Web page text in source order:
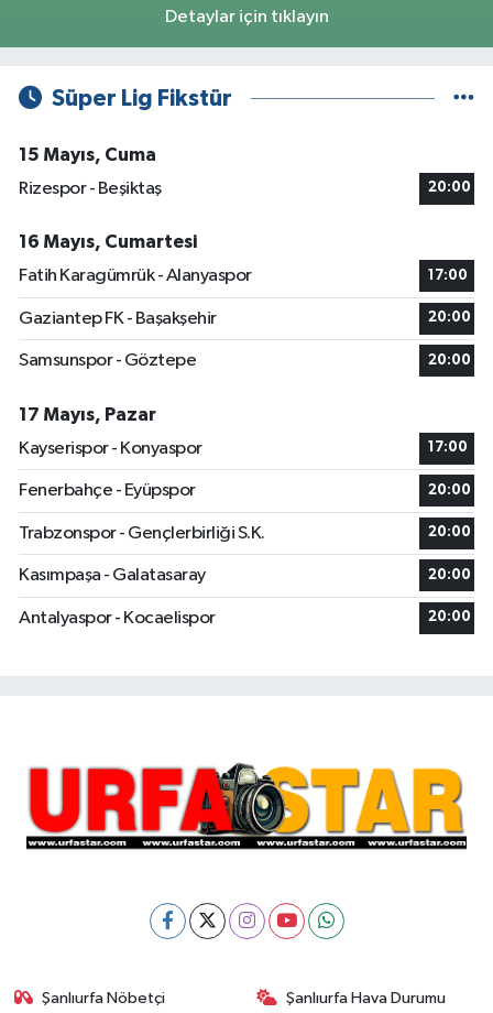
Detaylar için tıklayın
Süper Lig Fikstür
15 Mayıs, Cuma
Rizespor - Beşiktaş
20:00
16 Mayıs, Cumartesi
Fatih Karagümrük - Alanyaspor
17:00
Gaziantep FK - Başakşehir 20:00
Samsunspor - Göztepe 20:00
17 Mayıs, Pazar
Kayserispor - Konyaspor
17:00
Fenerbahçe - Eyüpspor 20:00
Trabzonspor - Gençlerbirliği S.K. 20:00
Kasımpaşa - Galatasaray 20:00
Antalyaspor - Kocaelispor 20:00
Şanlıurfa Nöbetçi Şanlıurfa Hava Durumu